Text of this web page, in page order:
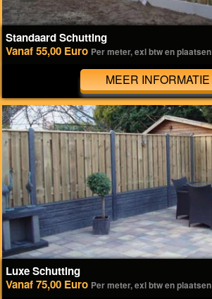
Standaard Schutting
Vanaf 55,00 Euro Per meter, exl btw en plaatsen
MEER INFORMATIE
Luxe Schutting
Vanaf 75,00 Euro Per meter, exl btw en plaatsen